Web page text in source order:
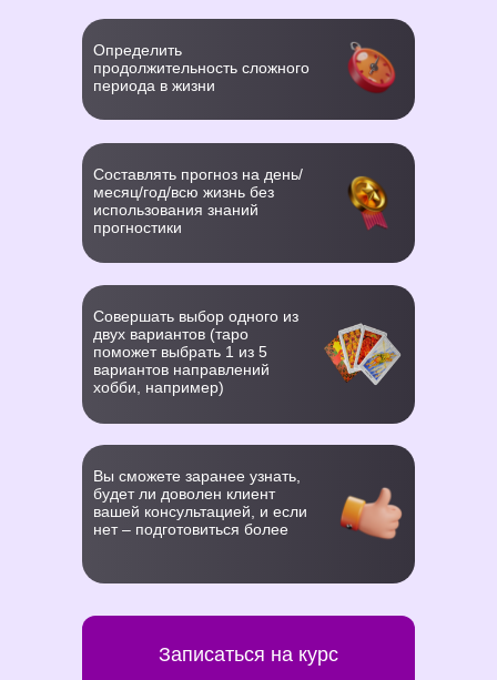
Вы сможете заранее узнать,
будет ли доволен клиент
вашей консультацией, и если
нет – подготовиться более
Записаться на курс
Составлять прогноз на день/
месяц/год/всю жизнь без
использования знаний
прогностики
Совершать выбор одного из
двух вариантов (таро
поможет выбрать 1 из 5
вариантов направлений
хобби, например)
Определить
продолжительность сложного
периода в жизни